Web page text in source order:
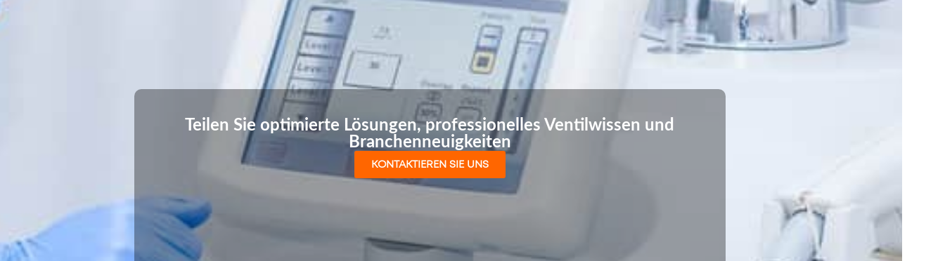
Teilen Sie optimierte Lösungen, professionelles Ventilwissen und
Branchenneuigkeiten
KONTAKTIEREN SIE UNS